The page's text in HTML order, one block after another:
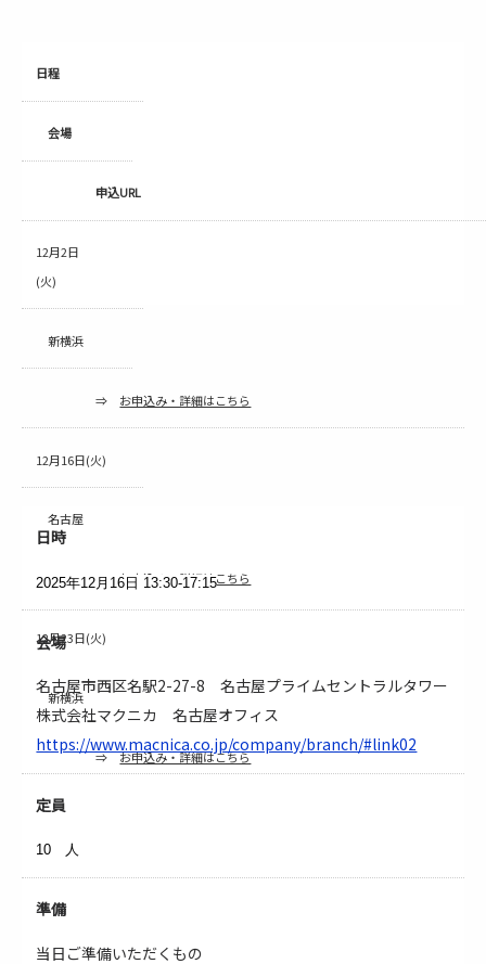
日程
会場
申込URL
12月2日
(火)
新横浜
⇒ お申込み・詳細はこちら
12月16日(火)
名古屋
⇒お申込み・詳細はこちら
12月23日(火)
新横浜
⇒お申込み・詳細はこちら
日時
2025年12月16日 13:30-17:15
会場
名古屋市西区名駅2-27-8 名古屋プライムセントラルタワー
株式会社マクニカ 名古屋オフィス
https://www.macnica.co.jp/company/branch/#link02
定員
10 人
準備
当日ご準備いただくもの